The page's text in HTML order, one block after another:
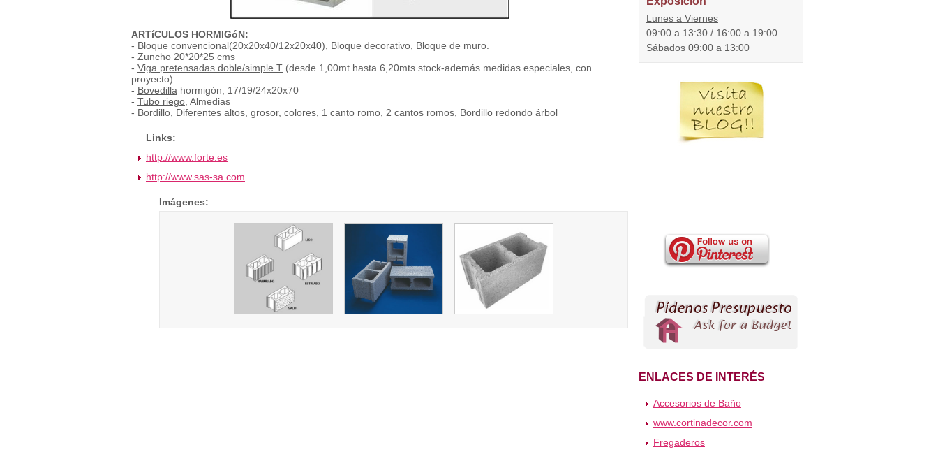
ARTíCULOS HORMIGóN:
- Bloque convencional(20x20x40/12x20x40), Bloque decorativo, Bloque de muro.
- Zuncho 20*20*25 cms
- Viga pretensadas doble/simple T (desde 1,00mt hasta 6,20mts stock-además medidas especiales, con
proyecto)
- Bovedilla hormigón, 17/19/24x20x70
- Tubo riego , Almedias
- Bordillo , Diferentes altos, grosor, colores, 1 canto romo, 2 cantos romos, Bordillo redondo árbol
Links:
http://www.forte.es
http://www.sas-sa.com
Imágenes:
Lunes a Viernes
09:00 a 13:30 / 16:00 a 19:00
Sábados 09:00 a 13:00
ENLACES DE INTERÉS
Accesorios de Baño
www.cortinadecor.com
Fregaderos